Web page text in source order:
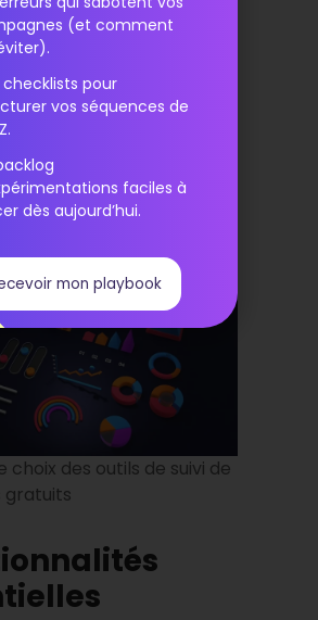
prospects selon tes besoins
de choix
de suivi
choix des outils de suivi de
gratuits
(et comment
checklists pour
vos séquences de
faciles à
dès aujourd’hui.
mon playbook